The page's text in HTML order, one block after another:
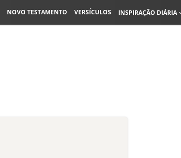
NOVO TESTAMENTO VERSÍCULOS INSPIRAÇÃO DIÁRIA